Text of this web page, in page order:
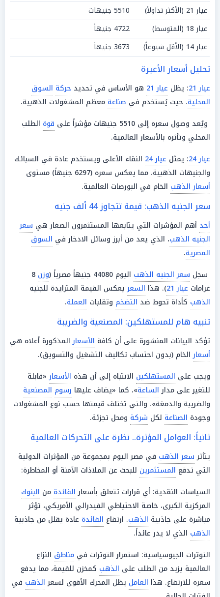
عيار 21 (الأكثر تداولاً)
5510 جنيهات
عيار 18 (المتوسط)
4722 جنيهاً
عيار 14 (الأقل شيوعاً)
3673 جنيهاً
تحليل أسعار الأعيرة
عيار 21 : يظل عيار 21 هو الأساس في تحديد حركة السوق
المحلية، حيث يُستخدم في صناعة معظم المشغولات الذهبية.
ويُعد وصول سعره إلى 5510 جنيهات مؤشراً على
قوة الطلب
المحلي وتأثره بالأسعار العالمية.
عيار 24
: يمثل عيار 24
النقاء الأعلى ويستخدم عادة في السبائك
والجنيهات الذهبية، مما يعكس سعره (6297 جنيهاً) مستوى
أسعار الذهب الخام في البورصات العالمية.
سعر الجنيه الذهب: قيمة تتجاوز 44 ألف جنيه
أحد أهم المؤشرات التي يتابعها المستثمرون الصغار هي سعر
الجنيه الذهب، الذي يعد من أبرز وسائل الادخار في السوق
المصرية.
سجل سعر الجنيه الذهب اليوم 44080 جنيهاً مصرياً ( وزن 8
غرامات عيار 21 ). هذا السعريعكس القيمة المتزايدة للجنيه
الذهب كأداة تحوط ضد التضخم وتقلبات العملة.
تنبيه هام للمستهلكين: المصنعية والضريبة
تؤكد البيانات المنشورة على أن كافة الأسعارالمذكورة أعلاه هي
أسعارالخام (بدون احتساب تكاليف التشغيل والتسويق).
ويجب على المستهلكين الانتباه إلى أن هذه الأسعار«قابلة
للتغير على مدارالساعة»، كما «يضاف عليها رسوم المصنعية
والضريبة والدمغة»، والتي تختلف قيمتها حسب نوع المشغولات
وجودة الصناعة لكل شركة ومحل تجزئة.
ثانياً: العوامل المؤثرة.. نظرة على التحركات العالمية
يتأثرسعر الذهب في مصر اليوم بمجموعة من المؤثرات الدولية
التي تدفع المستثمرين للبحث عن الملاذات الآمنة أو المخاطرة:
السياسات النقدية: أي قرارات تتعلق بأسعارالفائدة من البنوك
المركزية الكبرى، خاصة الاحتياطي الفيدرالي الأمريكي، تؤثر
مباشرة على جاذبية الذهب. ارتفاع الفائدة عادة يقلل من جاذبية
الذهب الذي لا يدر عائداً.
التوترات الجيوسياسية: استمرار التوترات في مناطق النزاع
العالمية يزيد من الطلب على الذهب كمخزن للقيمة، مما يدفع
سعره للارتفاع. هذا العامل يظل المحرك الأقوى لسعرالذهب في